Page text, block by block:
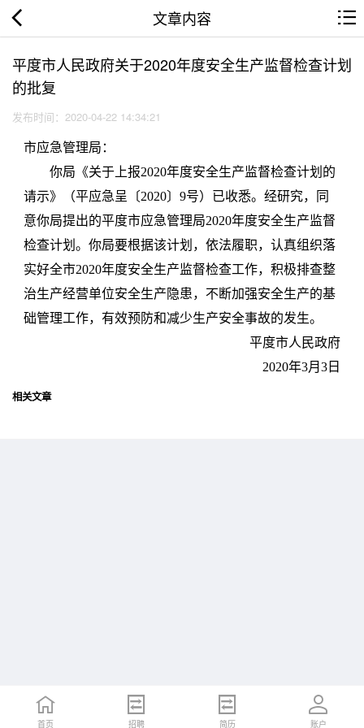
文章内容
平度市人民政府关于2020年度安全生产监督检查计划
的批复
发布时间：2020-04-22 14:34:21
市应急管理局：
你局《关于上报2020年度安全生产监督检查计划的
请示》（平应急呈〔2020〕9号）已收悉。经研究，同
意你局提出的平度市应急管理局2020年度安全生产监督
检查计划。你局要根据该计划，依法履职，认真组织落
实好全市2020年度安全生产监督检查工作，积极排查整
治生产经营单位安全生产隐患，不断加强安全生产的基
础管理工作，有效预防和减少生产安全事故的发生。
平度市人民政府
2020年3月3日
相关文章
首页 招聘 简历 账户
首页 招聘 简历 账户